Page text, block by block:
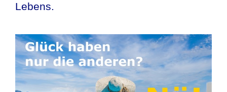
Lebens.